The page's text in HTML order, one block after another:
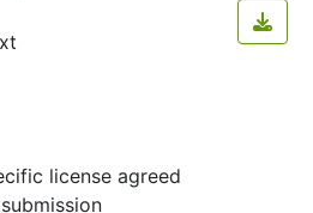
license agreed